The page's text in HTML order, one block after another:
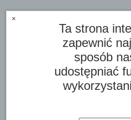
Ta strona
zapewnić
sposób
udostępniać
×